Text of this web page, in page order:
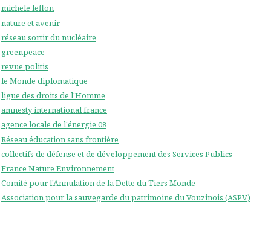
michele leflon
nature et avenir
réseau sortir du nucléaire
greenpeace
revue politis
le Monde diplomatique
ligue des droits de l'Homme
amnesty international france
agence locale de l'énergie 08
Réseau éducation sans frontière
collectifs de défense et de développement des Services Publics
France Nature Environnement
Comité pour l'Annulation de la Dette du Tiers Monde
Association pour la sauvegarde du patrimoine du Vouzinois (ASPV)